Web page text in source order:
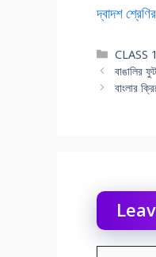
দ্বাদশ
CLASS
বাঙালির
বাংলার